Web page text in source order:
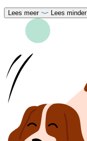
Lees meer Lees minder